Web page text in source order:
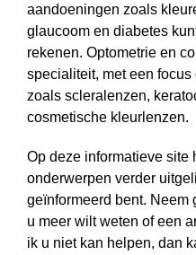
Aanmeten contactlenzen
Blog
aandoeningen zoals
glaucoom en diabetes
rekenen. Optometrie en
specialiteit, met een
zoals scleralenzen,
cosmetische kleurlenzen.
Op deze informatieve site
onderwerpen verder
geïnformeerd bent. Neem
u meer wilt weten of een
ik u niet kan helpen, dan